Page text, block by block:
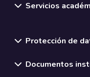
Servicios
Protección de
Documentos